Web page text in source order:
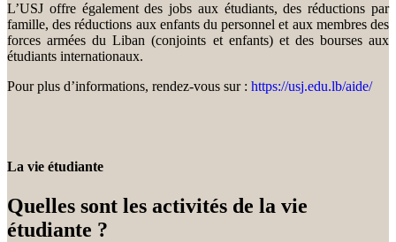
L’USJ offre également des jobs aux étudiants, des réductions par
famille, des réductions aux enfants du personnel et aux membres des
forces armées du Liban (conjoints et enfants) et des bourses aux
étudiants internationaux.
Pour plus d’informations, rendez-vous sur : https://usj.edu.lb/aide/
La vie étudiante
Quelles sont les activités de la vie
étudiante ?